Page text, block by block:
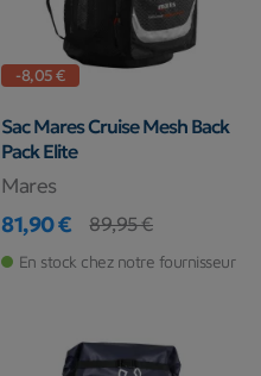
-8,05 €
Sac Mares Cruise Mesh Back
Pack Elite
Mares
Prix
81,90 €
Prix de base
89,95 €
En stock chez notre fournisseur